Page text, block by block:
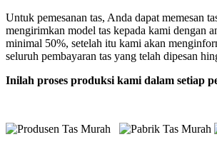
Untuk pemesanan tas, Anda dapat memesan
mengirimkan model tas kepada kami dengan
minimal 50%, setelah itu kami akan
seluruh pembayaran tas yang telah dipesan
Inilah proses produksi kami dalam setiap